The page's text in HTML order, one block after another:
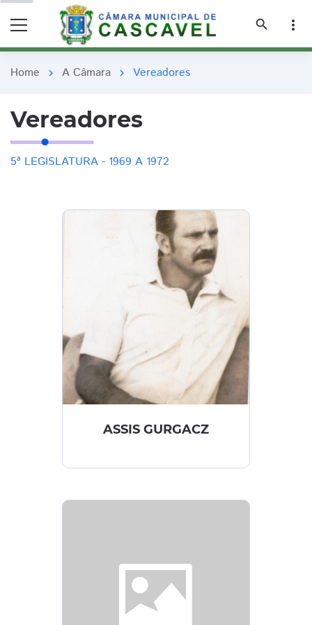
search
more_vert
Home chevron_right A Câmara chevron_right Vereadores
Vereadores
5ª LEGISLATURA - 1969 A 1972
ASSIS GURGACZ